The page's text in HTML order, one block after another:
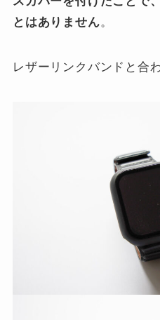
とはありません。
レザーリンクバンドと合